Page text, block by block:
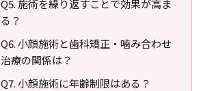
Q5. 施術を繰り返すことで効果が高ま
る？
Q6. 小顔施術と歯科矯正・噛み合わせ
治療の関係は？
Q7. 小顔施術に年齢制限はある？